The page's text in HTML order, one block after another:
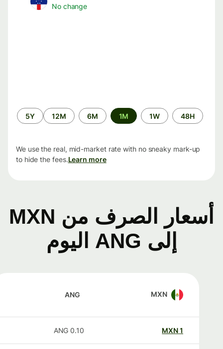
No change
الفترة
الزمنية
48H
1W
1M
6M
12M
5Y
We use the real, mid-market rate with no sneaky mark-up
to hide the fees.Learn more
أسعار الصرف من MXN
إلى ANG اليوم
MXN
ANG
MXN
0.10
ANG